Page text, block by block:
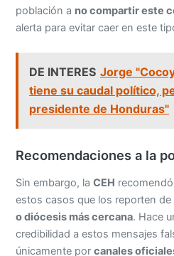
población a no compartir este
alerta para evitar caer en este
DE INTERES Jorge
tiene su caudal político,
presidente de Honduras"
Recomendaciones a la
Sin embargo, laCEH
estos casos que los reporten
o diócesis más cercana. Hace
credibilidad a estos mensajes
únicamente porcanales